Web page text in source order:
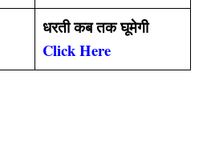
धरती कब तक घूमेगी
Click Here